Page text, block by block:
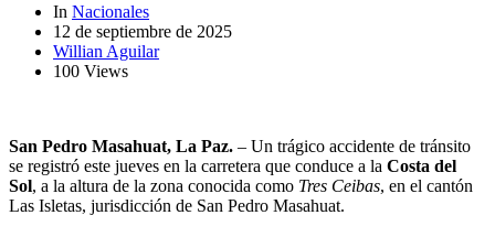
In Nacionales
12 de septiembre de 2025
Willian Aguilar
100 Views
San Pedro Masahuat, La Paz. – Un trágico accidente de tránsito
se registró este jueves en la carretera que conduce a la Costa del
Sol, a la altura de la zona conocida como Tres Ceibas, en el cantón
Las Isletas, jurisdicción de San Pedro Masahuat.